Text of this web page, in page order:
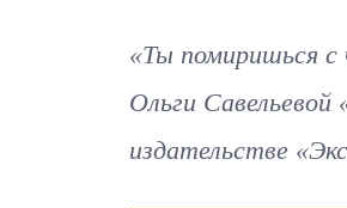
«Ты помиришься с
Ольги
издательстве